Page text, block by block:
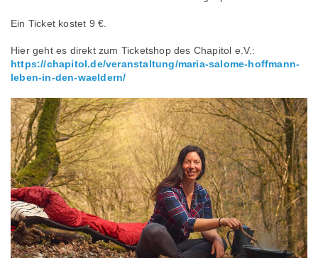
Ein Ticket kostet 9 €.
Hier geht es direkt zum Ticketshop des Chapitol e.V.:
https://chapitol.de/veranstaltung/maria-salome-hoffmann-
leben-in-den-waeldern/